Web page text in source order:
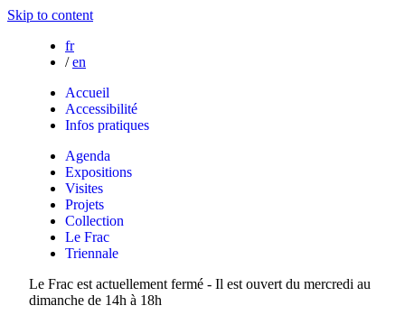
Skip to content
fr
/ en
Accueil
Accessibilité
Infos pratiques
Agenda
Expositions
Visites
Projets
Collection
Le Frac
Triennale
Le Frac est actuellement fermé - Il est ouvert du mercredi au
dimanche de 14h à 18h